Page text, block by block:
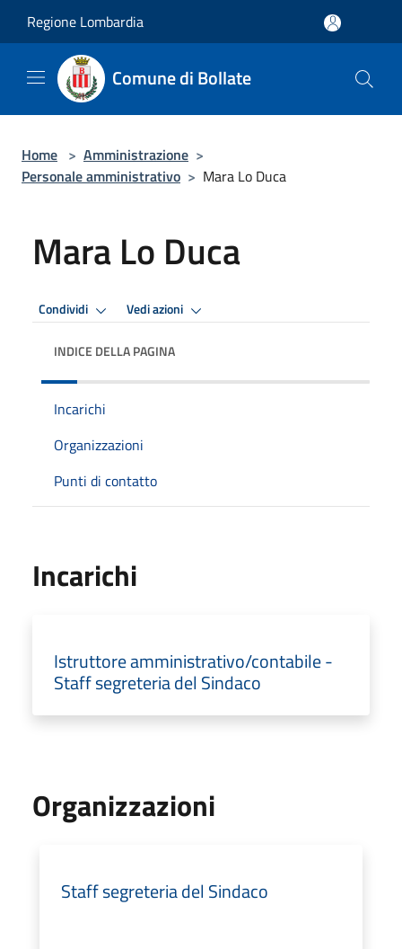
Regione Lombardia
Comune di Bollate
Home > Amministrazione >
Personale amministrativo > Mara Lo Duca
Mara Lo Duca
Condividi Vedi azioni
INDICE DELLA PAGINA
Incarichi
Organizzazioni
Punti di contatto
Incarichi
Istruttore amministrativo/contabile -
Staff segreteria del Sindaco
Organizzazioni
Staff segreteria del Sindaco